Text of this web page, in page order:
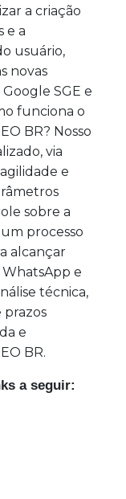
a criação
e a
usuário,
novas
SGE e
funciona o
BR? Nosso
via
e
sobre a
processo
alcançar
e
técnica,
prazos
e
BR.
a seguir: